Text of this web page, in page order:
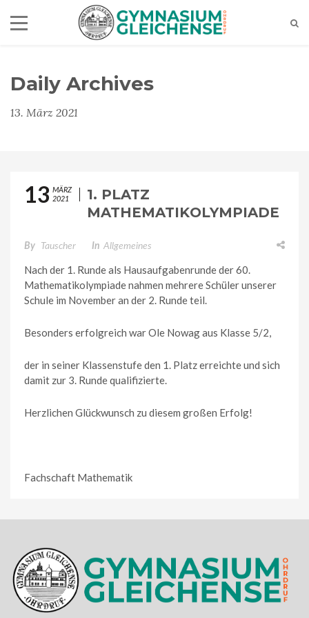
Daily Archives
13. März 2021
13 MÄRZ
2021
1. PLATZ
MATHEMATIKOLYMPIADE
By Tauscher In Allgemeines
Nach der 1. Runde als Hausaufgabenrunde der 60.
Mathematikolympiade nahmen mehrere Schüler unserer
Schule im November an der 2. Runde teil.
Besonders erfolgreich war Ole Nowag aus Klasse 5/2,
der in seiner Klassenstufe den 1. Platz erreichte und sich
damit zur 3. Runde qualifizierte.
Herzlichen Glückwunsch zu diesem großen Erfolg!
Fachschaft Mathematik